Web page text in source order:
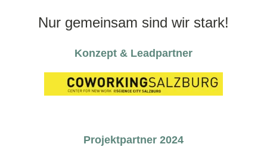
Nur gemeinsam sind wir stark!
Konzept & Leadpartner
Projektpartner 2024